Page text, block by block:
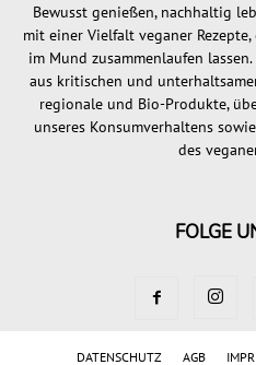
Bewusst genießen, nachhaltig
mit einer Vielfalt veganer
im Mund zusammenlaufen
aus kritischen und
regionale und Bio-Produkte,
unseres Konsumverhaltens
des
FOLGE
DATENSCHUTZ AGB